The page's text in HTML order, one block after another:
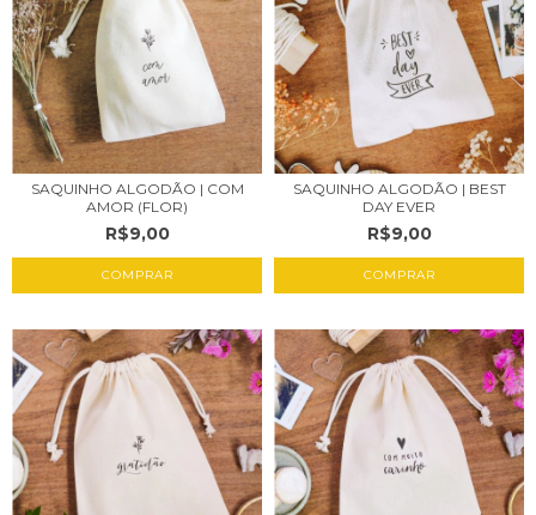
SAQUINHO ALGODÃO | COM
AMOR (FLOR)
R$9,00
COMPRAR
SAQUINHO ALGODÃO | BEST
DAY EVER
R$9,00
COMPRAR